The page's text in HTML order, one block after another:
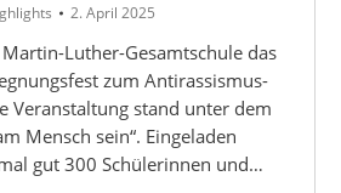
2. April 2025
Luther-Gesamtschule das
zum Antirassismus-
Veranstaltung stand unter dem
Mensch sein“. Eingeladen
gut 300 Schülerinnen und…